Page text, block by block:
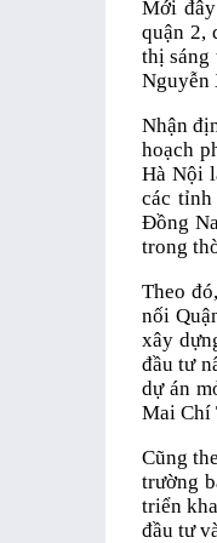
Mới
quận 2,
thị sáng
Nguyễn
Nhận
hoạch
Hà Nội
các
Đồng
trong
Theo
nối
xây
đầu tư
dự án
Mai Chí
Cũng
trường
triển
đầu tư